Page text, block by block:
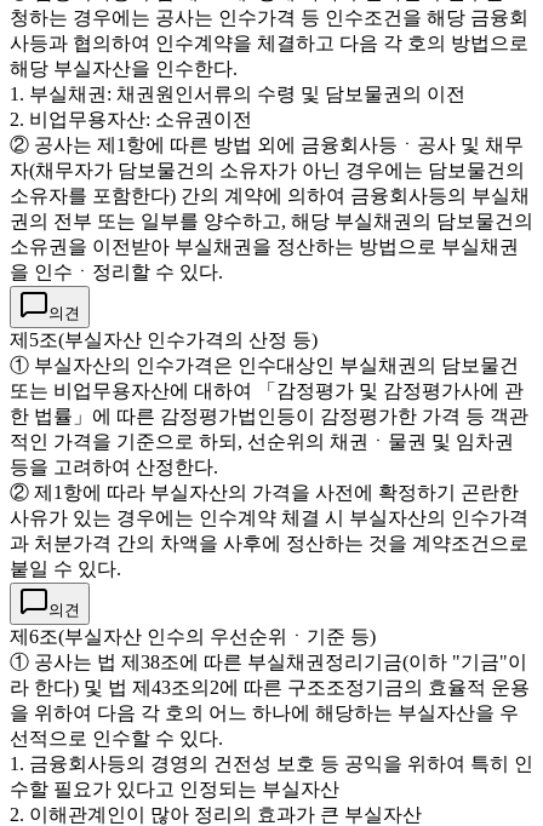
청하는 경우에는 공사는 인수가격 등 인수조건을 해당 금융회
사등과 협의하여 인수계약을 체결하고 다음 각 호의 방법으로
해당 부실자산을 인수한다.
1. 부실채권: 채권원인서류의 수령 및 담보물권의 이전
2. 비업무용자산: 소유권이전
② 공사는 제1항에 따른 방법 외에 금융회사등ㆍ공사 및 채무
자(채무자가 담보물건의 소유자가 아닌 경우에는 담보물건의
소유자를 포함한다) 간의 계약에 의하여 금융회사등의 부실채
권의 전부 또는 일부를 양수하고, 해당 부실채권의 담보물건의
소유권을 이전받아 부실채권을 정산하는 방법으로 부실채권
을 인수ㆍ정리할 수 있다.
의견
제5조(부실자산 인수가격의 산정 등)
① 부실자산의 인수가격은 인수대상인 부실채권의 담보물건
또는 비업무용자산에 대하여 「감정평가 및 감정평가사에 관
한 법률」에 따른 감정평가법인등이 감정평가한 가격 등 객관
적인 가격을 기준으로 하되, 선순위의 채권ㆍ물권 및 임차권
등을 고려하여 산정한다.
② 제1항에 따라 부실자산의 가격을 사전에 확정하기 곤란한
사유가 있는 경우에는 인수계약 체결 시 부실자산의 인수가격
과 처분가격 간의 차액을 사후에 정산하는 것을 계약조건으로
붙일 수 있다.
의견
제6조(부실자산 인수의 우선순위ㆍ기준 등)
① 공사는 법 제38조에 따른 부실채권정리기금(이하 "기금"이
라 한다) 및 법 제43조의2에 따른 구조조정기금의 효율적 운용
을 위하여 다음 각 호의 어느 하나에 해당하는 부실자산을 우
선적으로 인수할 수 있다.
1. 금융회사등의 경영의 건전성 보호 등 공익을 위하여 특히 인
수할 필요가 있다고 인정되는 부실자산
2. 이해관계인이 많아 정리의 효과가 큰 부실자산